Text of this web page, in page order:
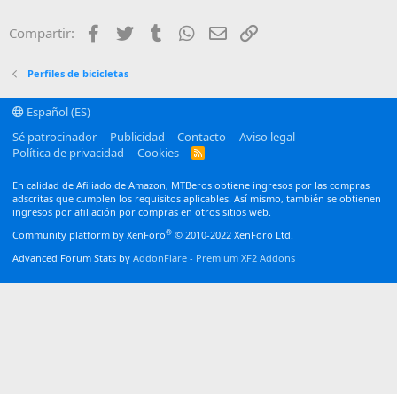
Trebuchet MS
Compartir: Facebook
Twitter TumblrWhatsApp
Email
Perfiles de bicicletas
Español (ES)
Sé patrocinador
Publicidad Contacto
Aviso legal
Política de privacidad
Cookies
R
En calidad de Afiliado de Amazon, MTBeros obtiene ingresos por las compras
adscritas que cumplen los requisitos aplicables. Así mismo, también se obtienen
ingresos por afiliación por compras en otros sitios web.
Community platform by XenForo® © 2010-2022 XenForo Ltd.
Advanced Forum Stats by AddonFlare - Premium XF2 Addons